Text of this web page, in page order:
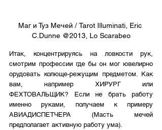
Маг и Туз Мечей / Tarot Illuminati, Eric
C.Dunne @2013, Lo Scarabeo
Итак, концентрируясь на ловкости рук,
смотрим профессии где бы он мог ювелирно
орудовать колюще-режущим предметом. Как
вам, например ХИРУРГ или
ФЕХТОВАЛЬЩИК? Если не брать работу
именно руками, получаем к примеру
АВИАДИСПЕТЧЕРА (Масть мечей
предполагает активную работу ума).